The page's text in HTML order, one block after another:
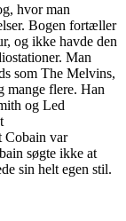
hvor man
Bogen fortæller
og ikke havde den
Man
som The Melvins,
mange flere. Han
og Led
Cobain var
søgte ikke at
sin helt egen stil.